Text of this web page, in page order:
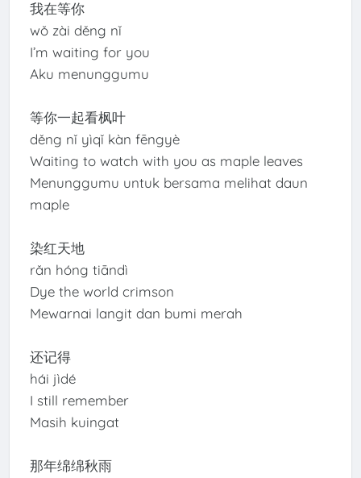
我在等你
wǒ zài děng nǐ
I’m waiting for you
Aku menunggumu
等你一起看枫叶
děng nǐ yìqǐ kàn fēngyè
Waiting to watch with you as maple leaves
Menunggumu untuk bersama melihat daun
maple
染红天地
rǎn hóng tiāndì
Dye the world crimson
Mewarnai langit dan bumi merah
还记得
hái jìdé
I still remember
Masih kuingat
那年绵绵秋雨